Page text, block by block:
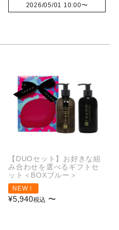
2026/05/01 10:00〜
【DUOセット】お好きな組
み合わせを選べるギフトセ
ット＜BOXブルー＞
NEW！
¥5,940税込 〜